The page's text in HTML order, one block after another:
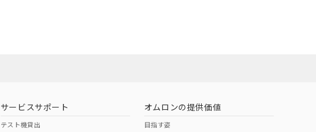
サービスサポート
テスト機貸出
オムロンの提供価値
目指す姿